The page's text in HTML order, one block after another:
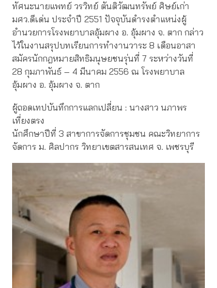
ทัศนะนายแพทย์ วรวิทย์ ตันติวัฒนทรัพย์ ศิษย์เก่า
มศว.ดีเด่น ประจำปี 2551 ปัจจุบันดำรงตำแหน่งผู้
อำนวยการโรงพยาบาลอุ้มผาง อ. อุ้มผาง จ. ตาก กล่าว
ไว้ในงานสรุปบทเรียนการทำงานวาระ 8 เดือนอาสา
สมัครนักกฎหมายสิทธิมนุษยชนรุ่นที่ 7 ระหว่างวันที่
28 กุมภาพันธ์ – 4 มีนาคม 2556 ณ โรงพยาบาล
อุ้มผาง อ. อุ้มผาง จ. ตาก
ผู้ถอดเทปบันทึกการแลกเปลี่ยน : นางสาว นภาพร
เที่ยงตรง
นักศึกษาปีที่ 3 สาขาการจัดการชุมชน คณะวิทยาการ
จัดการ ม. ศิลปากร วิทยาเขตสารสนเทศ จ. เพชรบุรี